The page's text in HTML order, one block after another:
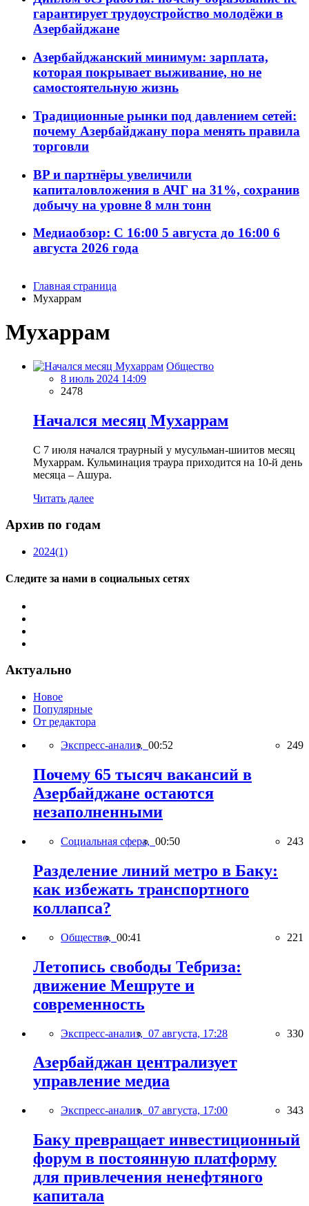
гарантирует трудоустройство молодёжи в
Азербайджане
Азербайджанский минимум: зарплата,
которая покрывает выживание, но не
самостоятельную жизнь
Традиционные рынки под давлением сетей:
почему Азербайджану пора менять правила
торговли
BP и партнёры увеличили
капиталовложения в АЧГ на 31%, сохранив
добычу на уровне 8 млн тонн
Медиаобзор: С 16:00 5 августа до 16:00 6
августа 2026 года
Главная страница
Мухаррам
Мухаррам
Общество
8 июль 2024 14:09
2478
Начался месяц Мухаррам
C 7 июля начался траурный у мусульман-шиитов месяц
Мухаррам. Кульминация траура приходится на 10-й день
месяца – Ашура.
Читать далее
Архив по годам
2024(1)
Следите за нами в социальных сетях
Актуально
Новое
Популярные
От редактора
Экспресс-анализ, 00:52 249
Почему 65 тысяч вакансий в
Азербайджане остаются
незаполненными
Социальная сфера, 00:50 243
Разделение линий метро в Баку:
как избежать транспортного
коллапса?
Общество, 00:41 221
Летопись свободы Тебриза:
движение Мешруте и
современность
Экспресс-анализ, 07 августа, 17:28 330
Азербайджан централизует
управление медиа
Экспресс-анализ, 07 августа, 17:00 343
Баку превращает инвестиционный
форум в постоянную платформу
для привлечения ненефтяного
капитала